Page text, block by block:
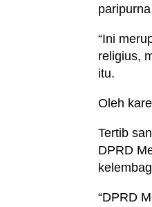
“Ini
religius,
itu.
Oleh
Tertib
DPRD
“DPRD